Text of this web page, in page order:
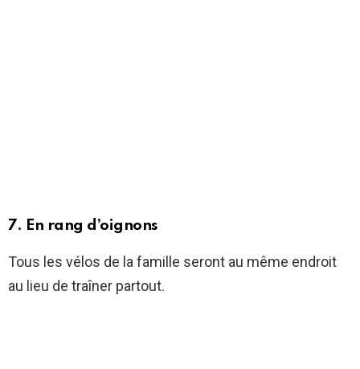
7. En rang d’oignons
Tous les vélos de la famille seront au même endroit
au lieu de traîner partout.